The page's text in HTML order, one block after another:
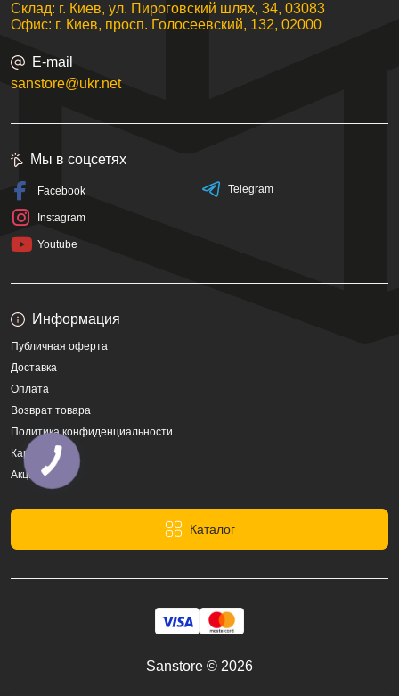
Склад: г. Киев, ул. Пироговский шлях, 34, 03083
Офис: г. Киев, просп. Голосеевский, 132, 02000
E-mail
sanstore@ukr.net
Информация
Публичная оферта
Доставка
Оплата
Возврат товара
Политика конфиденциальности
Карта сайта
Акции
Каталог
Мы в соцсетях
Facebook
Instagram
Youtube
Telegram
Sanstore © 2026